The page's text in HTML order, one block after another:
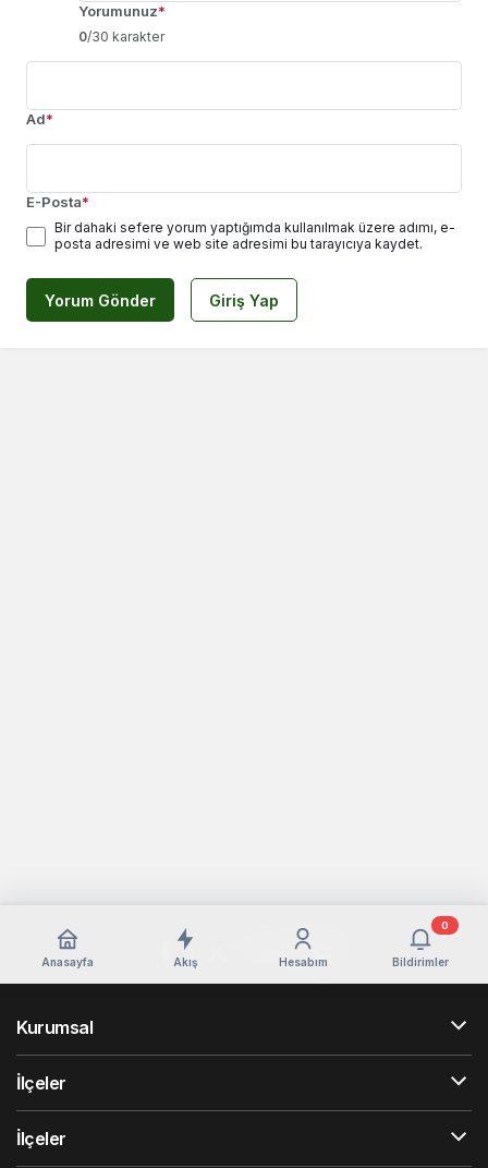
Yorumunuz*
0/30 karakter
Ad*
E-Posta*
Bir dahaki sefere yorum yaptığımda kullanılmak üzere adımı, e-
posta adresimi ve web site adresimi bu tarayıcıya kaydet.
Yorum Gönder Giriş Yap
Anasayfa Akış Hesabım Bildirimler
0
Kurumsal
İlçeler
İlçeler